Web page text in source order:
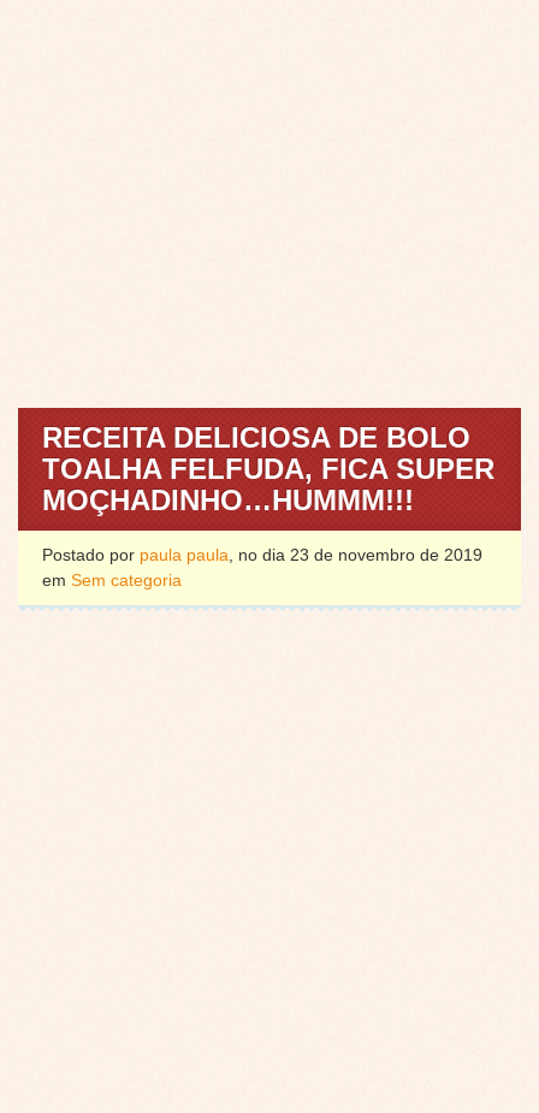
RECEITA DELICIOSA DE BOLO
TOALHA FELFUDA, FICA SUPER
MOÇHADINHO…HUMMM!!!
Postado por paula paula, no dia 23 de novembro de 2019
em Sem categoria